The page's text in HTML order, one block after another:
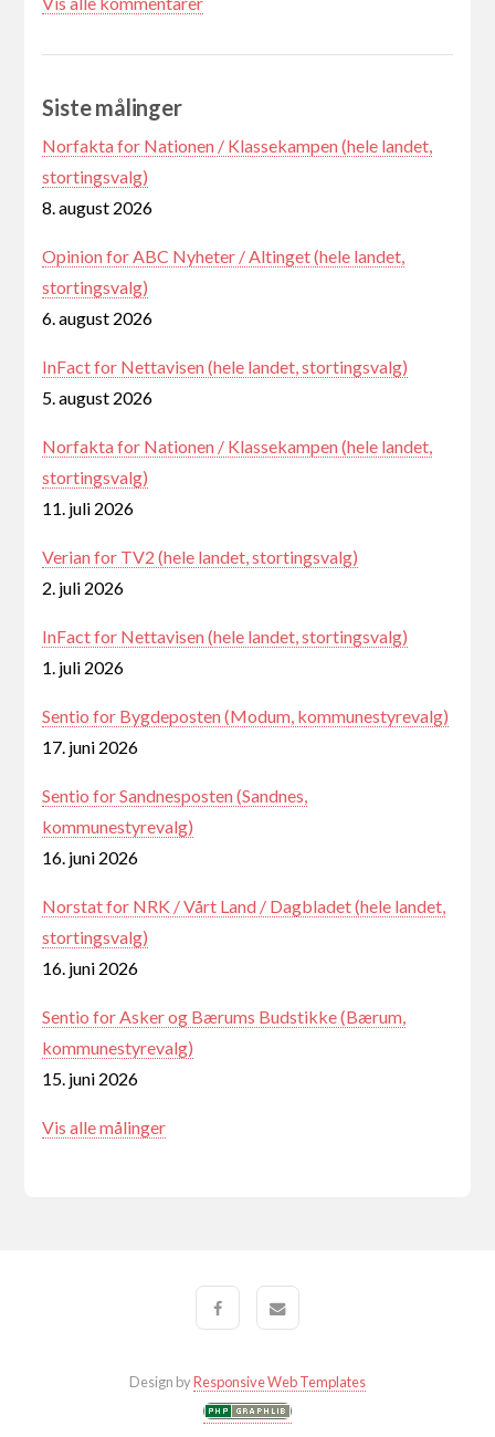
Siste målinger
Norfakta for Nationen / Klassekampen (hele landet,
stortingsvalg)
8. august 2026
Opinion for ABC Nyheter / Altinget (hele landet,
stortingsvalg)
6. august 2026
InFact for Nettavisen (hele landet, stortingsvalg)
5. august 2026
Norfakta for Nationen / Klassekampen (hele landet,
stortingsvalg)
11. juli 2026
Verian for TV2 (hele landet, stortingsvalg)
2. juli 2026
InFact for Nettavisen (hele landet, stortingsvalg)
1. juli 2026
Sentio for Bygdeposten (Modum, kommunestyrevalg)
17. juni 2026
Sentio for Sandnesposten (Sandnes,
kommunestyrevalg)
16. juni 2026
Norstat for NRK / Vårt Land / Dagbladet (hele landet,
stortingsvalg)
16. juni 2026
Sentio for Asker og Bærums Budstikke (Bærum,
kommunestyrevalg)
15. juni 2026
Vis alle målinger
Design byResponsive Web Templates